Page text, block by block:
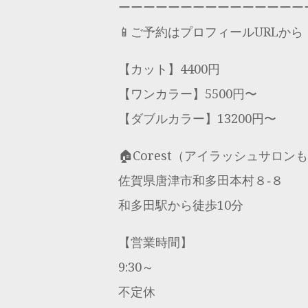
ーーーーーーーーーーーーーー
📱ご予約はプロフィールURLから
【カット】4400円
【ワンカラー】5500円〜
【ダブルカラー】13200円〜
🏠Corest（アイラッシュサロンも
佐賀県唐津市和多田本村８‐８
和多田駅から徒歩10分
【営業時間】
9:30～
不定休